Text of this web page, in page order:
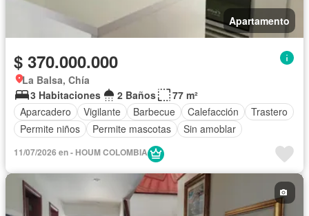
Apartamento
$ 370.000.000
La Balsa, Chía
3 Habitaciones
2 Baños
77 m²
Aparcadero
Vigilante Barbecue Calefacción
Trastero
Permite niños
Permite mascotas Sin amoblar
11/07/2026 en - HOUM COLOMBIA